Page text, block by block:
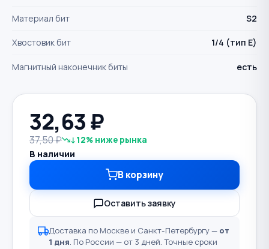
Материал бит S2
Хвостовик бит 1/4 (тип Е)
Магнитный наконечник биты есть
32,63₽
37,50 ₽ ↓12% ниже рынка
В наличии
В корзину
Оставить заявку
Доставка по Москве и Санкт-Петербургу — от
1 дня. По России — от 3 дней. Точные сроки